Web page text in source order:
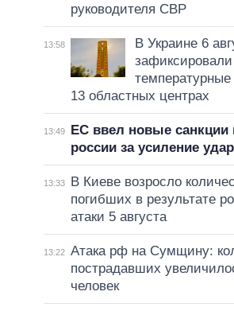
руководителя СВР
13:58
В Украине 6
зафиксировали
13 областных центрах
13:49
ЕС ввел новые санкции
россии за усиление
13:33
В Киеве возросло
погибших в результате
атаки 5 августа
13:22 Атака рф на Сумщину:
пострадавших
человек